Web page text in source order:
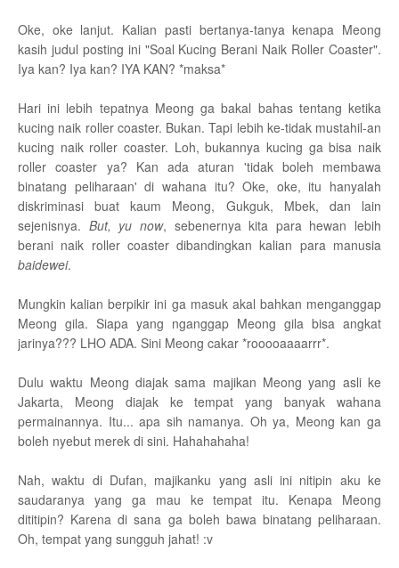
Oke, oke lanjut. Kalian pasti bertanya-tanya kenapa Meong
kasih judul posting ini "Soal Kucing Berani Naik Roller Coaster".
Iya kan? Iya kan? IYA KAN? *maksa*
Hari ini lebih tepatnya Meong ga bakal bahas tentang ketika
kucing naik roller coaster. Bukan. Tapi lebih ke-tidak mustahil-an
kucing naik roller coaster. Loh, bukannya kucing ga bisa naik
roller coaster ya? Kan ada aturan 'tidak boleh membawa
binatang peliharaan' di wahana itu? Oke, oke, itu hanyalah
diskriminasi buat kaum Meong, Gukguk, Mbek, dan lain
sejenisnya. But, yu now, sebenernya kita para hewan lebih
berani naik roller coaster dibandingkan kalian para manusia
baidewei.
Mungkin kalian berpikir ini ga masuk akal bahkan menganggap
Meong gila. Siapa yang nganggap Meong gila bisa angkat
jarinya??? LHO ADA. Sini Meong cakar *rooooaaaarrr*.
Dulu waktu Meong diajak sama majikan Meong yang asli ke
Jakarta, Meong diajak ke tempat yang banyak wahana
permainannya. Itu... apa sih namanya. Oh ya, Meong kan ga
boleh nyebut merek di sini. Hahahahaha!
Nah, waktu di Dufan, majikanku yang asli ini nitipin aku ke
saudaranya yang ga mau ke tempat itu. Kenapa Meong
dititipin? Karena di sana ga boleh bawa binatang peliharaan.
Oh, tempat yang sungguh jahat! :v